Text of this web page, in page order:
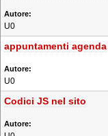
U0
appuntamenti agenda
U0
Codici JS nel sito